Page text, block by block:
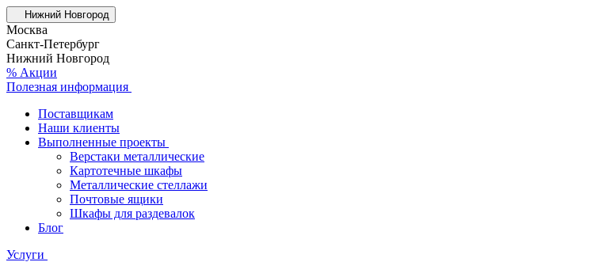
Нижний Новгород
Москва
Санкт-Петербург
Нижний Новгород
% Акции
Полезная информация
Поставщикам
Наши клиенты
Выполненные проекты
Верстаки металлические
Картотечные шкафы
Металлические стеллажи
Почтовые ящики
Шкафы для раздевалок
Блог
Услуги